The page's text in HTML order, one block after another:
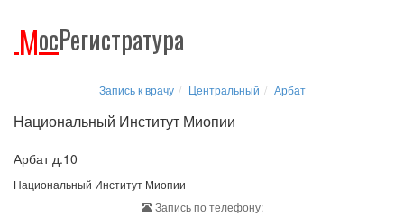
МосРегистратура
Запись к врачу Центральный Арбат
Национальный Институт Миопии
Арбат д.10
Национальный Институт Миопии
Запись по телефону: